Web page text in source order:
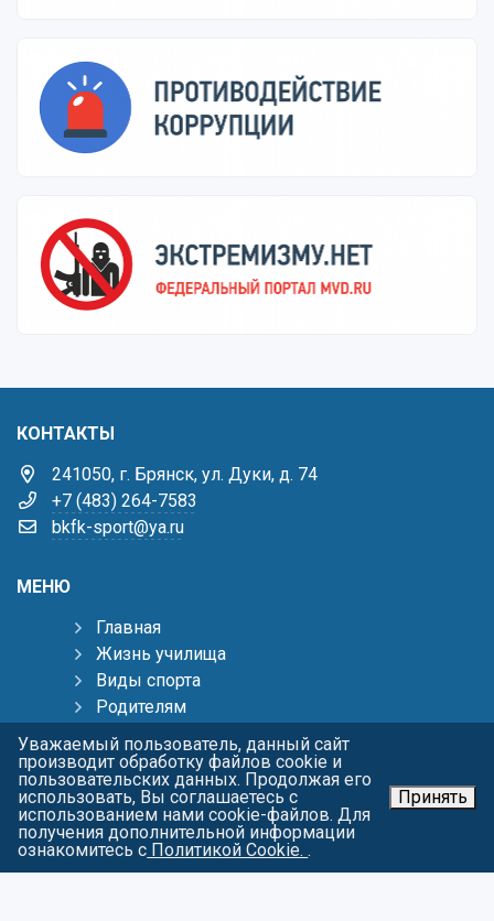
КОНТАКТЫ
241050, г. Брянск, ул. Дуки, д. 74
+7 (483) 264-7583
bkfk-sport@ya.ru
МЕНЮ
Главная
Жизнь училища
Виды спорта
Родителям
Тренерам
Пресс-центр
Контакты
Карта сайта
О персональных данных
Уважаемый пользователь, данный сайт
производит обработку файлов cookie и
пользовательских данных. Продолжая его
использовать, Вы соглашаетесь с
использованием нами cookie-файлов. Для
получения дополнительной информации
ознакомитесь с Политикой Cookie..
Принять